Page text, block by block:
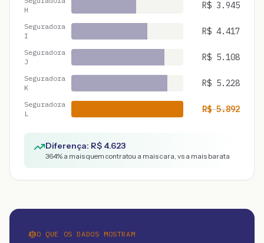
H
R$ 3.945
Seguradora
I
R$ 4.417
Seguradora
J
R$ 5.108
Seguradora
K
R$ 5.228
Seguradora
L
R$5.892
Diferença: R$ 4.623
364% a mais quem contratou a mais cara, vs a mais barata
O QUE OS DADOS MOSTRAM